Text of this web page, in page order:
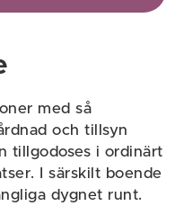
med så
och tillsyn
tillgodoses i ordinärt
I särskilt boende
dygnet runt.